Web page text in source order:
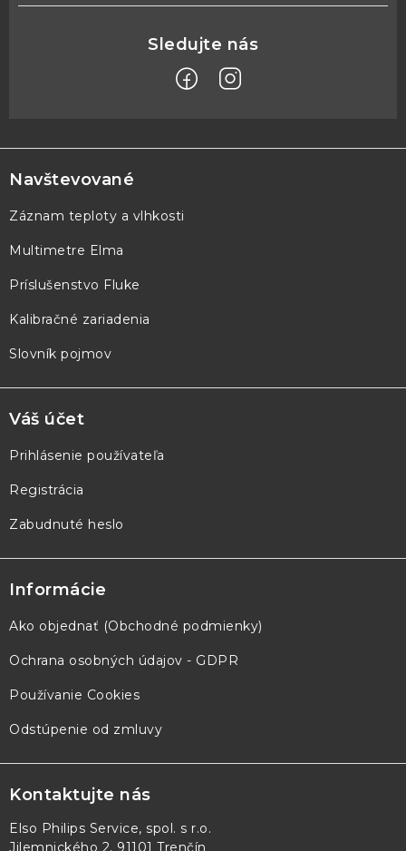
á
p
ä
e
Navštevované
Záznam teploty a vlhkosti
Multimetre Elma
Príslušenstvo Fluke
Kalibračné zariadenia
Slovník pojmov
Váš účet
Prihlásenie používateľa
Registrácia
Zabudnuté heslo
Informácie
Ako objednať (Obchodné podmienky)
Ochrana osobných údajov - GDPR
Používanie Cookies
Odstúpenie od zmluvy
Kontaktujte nás
Elso Philips Service, spol. s r.o.
Jilemnického 2, 91101 Trenčín